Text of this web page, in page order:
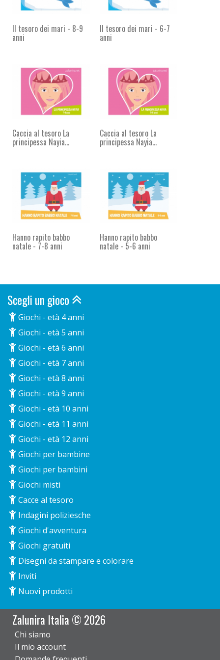
Il tesoro dei mari - 8-9
anni
Il tesoro dei mari - 6-7
anni
Caccia al tesoro La
principessa Nayia...
Caccia al tesoro La
principessa Nayia...
Hanno rapito babbo
natale - 7-8 anni
Hanno rapito babbo
natale - 5-6 anni
Scegli un gioco
Giochi - età 4 anni
Giochi - età 5 anni
Giochi - età 6 anni
Giochi - età 7 anni
Giochi - età 8 anni
Giochi - età 9 anni
Giochi - età 10 anni
Giochi - età 11 anni
Giochi - età 12 anni
Giochi per bambine
Giochi per bambini
Giochi misti
Cacce al tesoro
Indagini poliziesche
Giochi d'avventura
Giochi gratuiti
Disegni da stampare e colorare
Inviti
Nuovi prodotti
Zalunira Italia © 2026
Chi siamo
Il mio account